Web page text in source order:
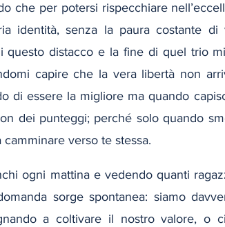
che per potersi rispecchiare
identità, senza la paura costante di
questo distacco e la fine di quel trio
capire che la vera libertà non
di essere la migliore ma quando
dei punteggi; perché solo quando
verso te stessa.
ogni mattina e vedendo quanti
sorge spontanea: siamo
a coltivare il nostro valore, o